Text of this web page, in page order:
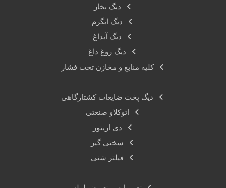
دیگ بخار
دیگ ابگرم
دیگ آبداغ
دیگ روغ داغ
کلیه منابع و مخازن تحت فشار
دیگ پخت ضایعات کشتارگاهی
اتوکلاو صنعتی
دی اریتور
سختی گیر
فیلتر شنی